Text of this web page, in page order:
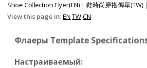
Shoe Collection Flyer(EN) | 鞋時尚穿搭傳單(TW) |
View this page in:EN TWCN
Флаеры Template
Настраиваемый: